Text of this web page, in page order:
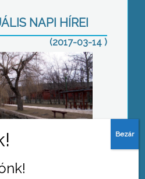
NAPI HÍREI
(2017-03-14 )
a kisvonat